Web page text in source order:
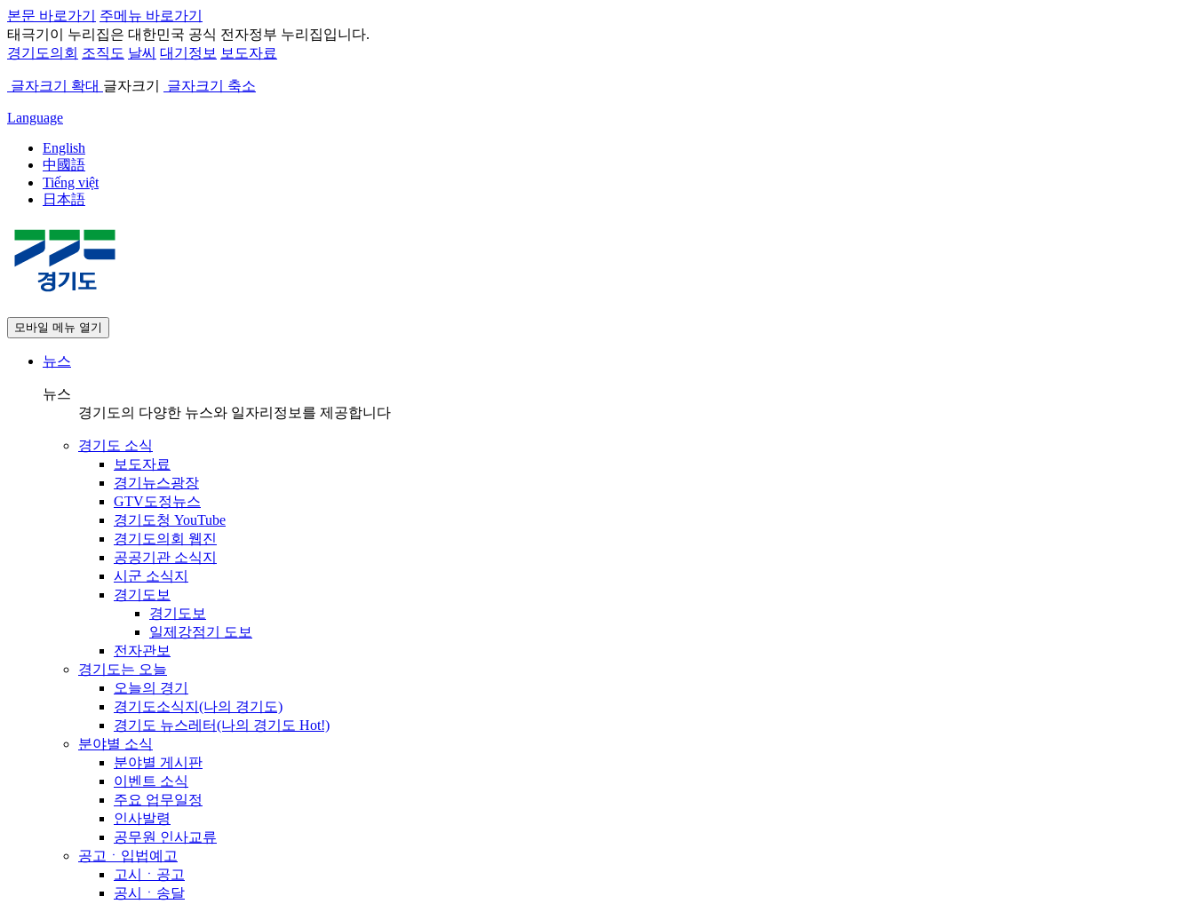
본문 바로가기
주메뉴 바로가기
태극기 이 누리집은 대한민국 공식 전자정부 누리집입니다.
경기도의회 조직도 날씨 대기정보 보도자료
글자크기 확대 글자크기 글자크기 축소
Language
English
中國語
Tiếng việt
日本語
모바일 메뉴 열기
뉴스
뉴스
경기도의 다양한 뉴스와 일자리정보를 제공합니다
경기도 소식
보도자료
경기뉴스광장
GTV도정뉴스
경기도청 YouTube
경기도의회 웹진
공공기관 소식지
시군 소식지
경기도보
경기도보
일제강점기 도보
전자관보
경기도는 오늘
오늘의 경기
경기도소식지(나의 경기도)
경기도 뉴스레터(나의 경기도 Hot!)
분야별 소식
분야별 게시판
이벤트 소식
주요 업무일정
인사발령
공무원 인사교류
공고ㆍ입법예고
고시ㆍ공고
공시ㆍ송달